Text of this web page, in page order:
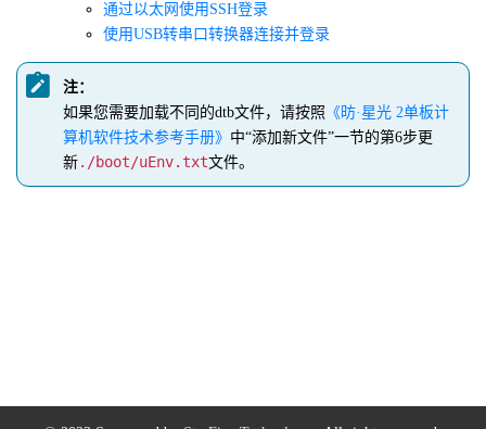
通过以太网使用SSH登录
使用USB转串口转换器连接并登录
注：
如果您需要加载不同的dtb文件，请按照 《 昉·星光 2单板计
算机软件技术参考手册》 中“添加新文件”一节的第6步更
新 ./boot/uEnv.txt文件。